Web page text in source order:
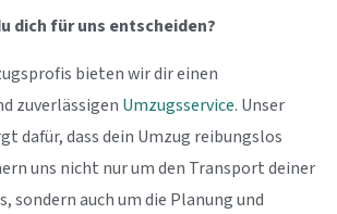
dich für uns entscheiden?
bieten wir dir einen
zuverlässigen Umzugsservice. Unser
dafür, dass dein Umzug reibungslos
uns nicht nur um den Transport deiner
sondern auch um die Planung und